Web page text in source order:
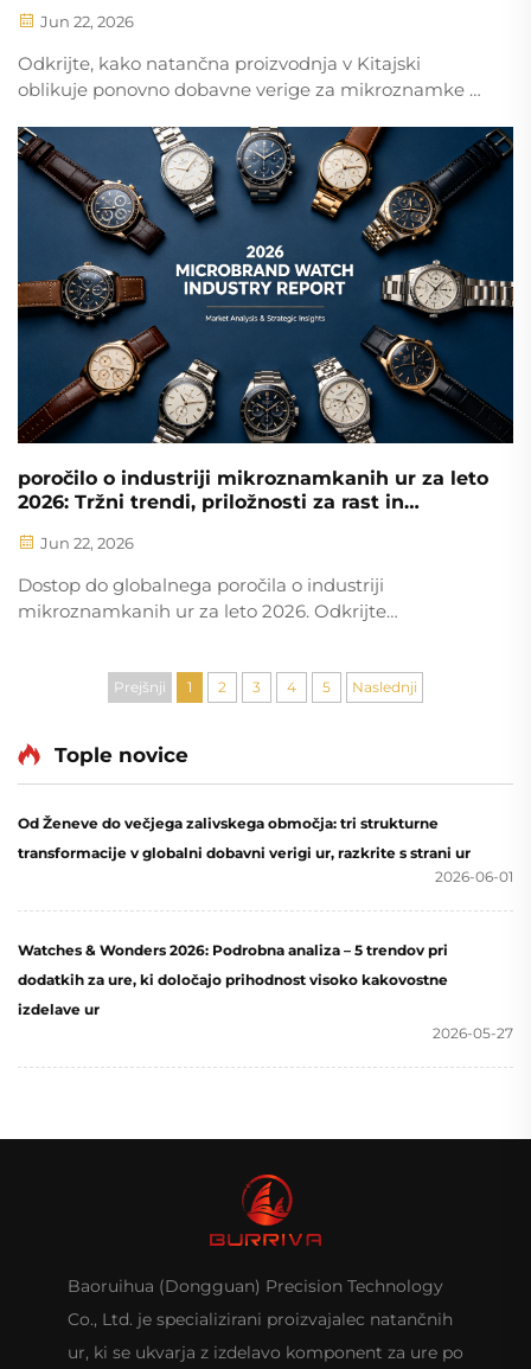
Jun 22, 2026
Odkrijte, kako natančna proizvodnja v Kitajski
oblikuje ponovno dobavne verige za mikroznamke ur
inženirstvo za proizvodnjo (DFM) ter zmanjšanje
povrnitev za 60–80 %. Prenesite celotno poročilo.
poročilo o industriji mikroznamkanih ur za leto
2026: Tržni trendi, priložnosti za rast in
Jun 22, 2026
Dostop do globalnega poročila o industriji
mikroznamkanih ur za leto 2026. Odkrijte
po kategorijah ter strategične premike v smeri
Prejšnji 1 2 3 4 5 Naslednji
Tople novice
Od Ženeve do večjega zalivskega območja: tri strukturne
transformacije v globalni dobavni verigi ur, razkrite s strani ur
2026-06-01
Watches & Wonders 2026: Podrobna analiza – 5 trendov pri
dodatkih za ure, ki določajo prihodnost visoko kakovostne
izdelave ur
2026-05-27
Baoruihua (Dongguan) Precision Technology
Co., Ltd. je specializirani proizvajalec natančnih
ur, ki se ukvarja z izdelavo komponent za ure po